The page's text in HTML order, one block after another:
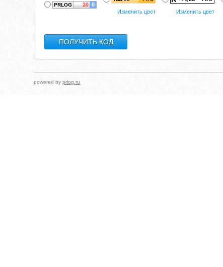
Изменить цвет Изменить цвет
powered byprlog.ru